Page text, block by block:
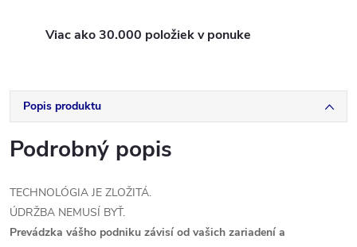
Viac ako 30.000 položiek v ponuke
Popis produktu
Podrobný popis
TECHNOLÓGIA JE ZLOŽITÁ.
ÚDRŽBA NEMUSÍ BYŤ.
Prevádzka vášho podniku závisí od vašich zariadení a